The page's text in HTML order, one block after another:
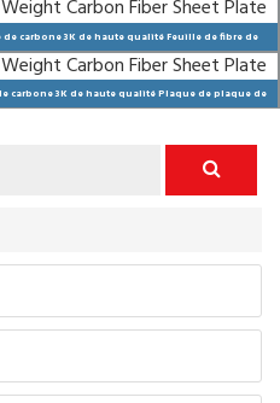
de carbone Decrbon
carbone 3K de haute qualité Feuille de fibre de
couleur légère
carbone 3K de haute qualité Plaque de plaque de